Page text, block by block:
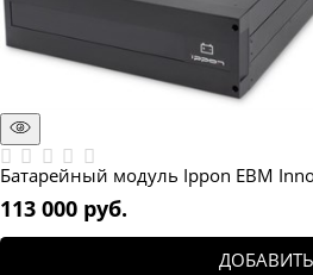
Батарейный модуль Ippon EBM
113 000 руб.
ДОБАВИТЬ